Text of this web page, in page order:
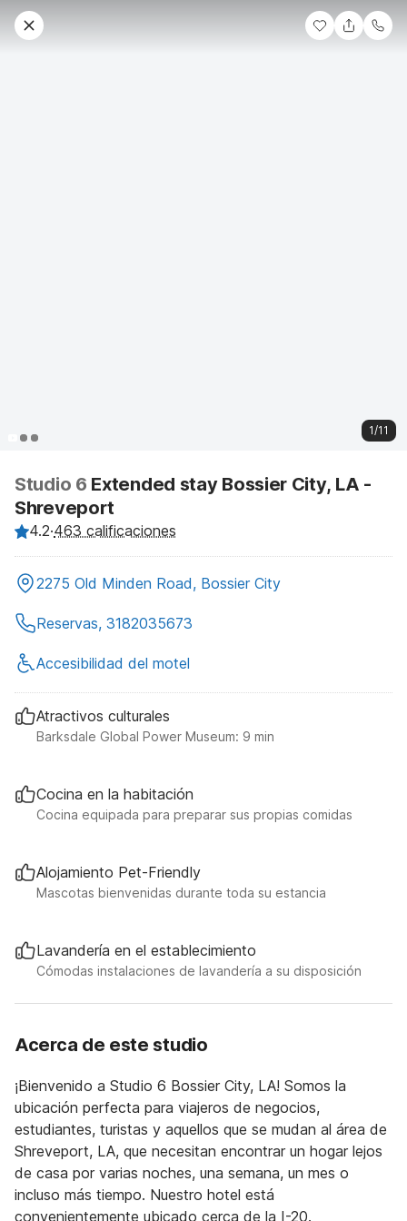
1/11
Studio 6 Extended stay Bossier City, LA -
Shreveport
4.2·463 calificaciones
2275 Old Minden Road, Bossier City
Reservas, 3182035673
Accesibilidad del motel
Atractivos culturales
Barksdale Global Power Museum: 9 min
Cocina en la habitación
Cocina equipada para preparar sus propias comidas
Alojamiento Pet-Friendly
Mascotas bienvenidas durante toda su estancia
Lavandería en el establecimiento
Cómodas instalaciones de lavandería a su disposición
Acerca de este studio
¡Bienvenido a Studio 6 Bossier City, LA! Somos la
ubicación perfecta para viajeros de negocios,
estudiantes, turistas y aquellos que se mudan al área de
Shreveport, LA, que necesitan encontrar un hogar lejos
de casa por varias noches, una semana, un mes o
incluso más tiempo. Nuestro hotel está
convenientemente ubicado cerca de la I-20.